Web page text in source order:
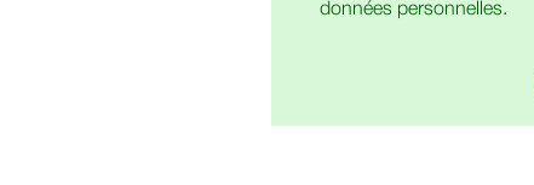
données personnelles.